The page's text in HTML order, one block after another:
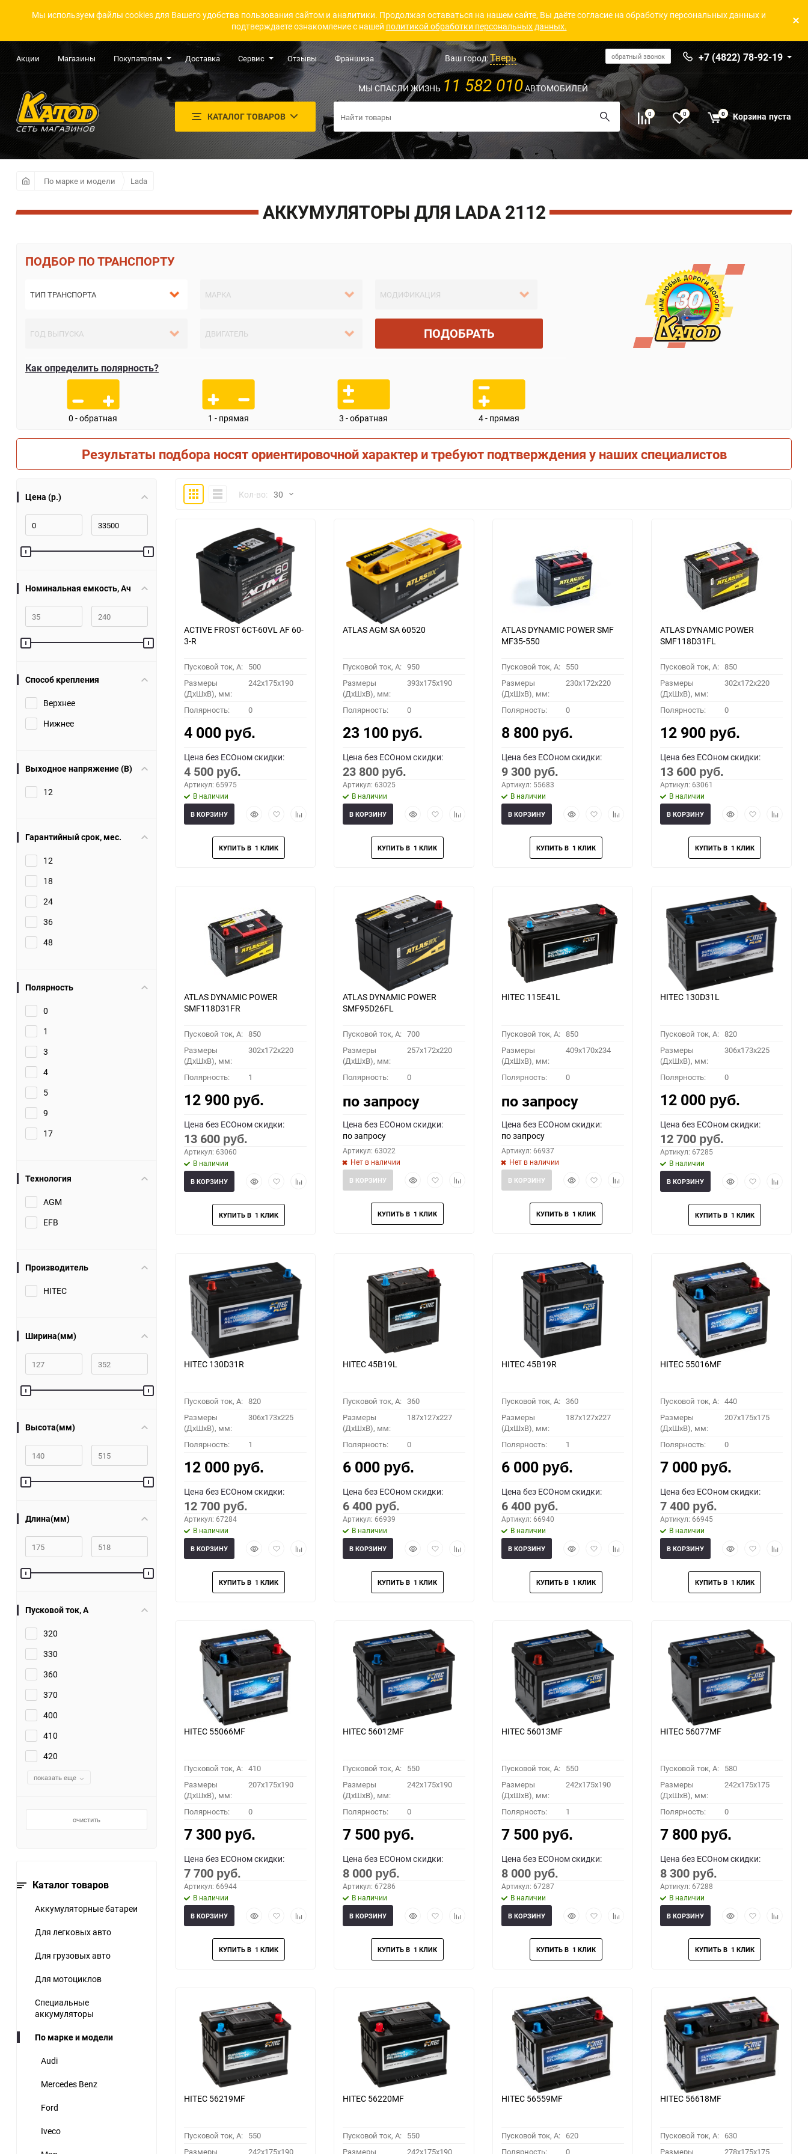
Мы используем файлы cookies для Вашего удобства пользования сайтом и аналитики. Продолжая оставаться на нашем сайте, Вы даёте согласие на обработку персональных данных и
подтверждаете ознакомление с нашей политикой обработки персональных данных.
Акции Магазины Покупателям Доставка Сервис Отзывы Франшиза Ваш город:Тверь обратный звонок +7 (4822) 78-92-19
КАТАЛОГ ТОВАРОВ
МЫ СПАСЛИ ЖИЗНЬ 11 582 010АВТОМОБИЛЕЙ
0 0 0 Корзина пуста
По марке и модели Lada
АККУМУЛЯТОРЫ ДЛЯ LADA 2112
ПО ТРАНСПОРТУ
ПОДОБРАТЬ
Как определить полярность?
0 - обратная 1 - прямая 3 - обратная 4 - прямая
Результаты подбора носят ориентировочной характер и требуют подтверждения у наших специалистов
Цена (р.)
Номинальная емкость, Ач
Способ крепления
Верхнее
Нижнее
Выходное напряжение (В)
12
Гарантийный срок, мес.
12
18
24
36
48
Полярность
0
1
3
4
5
9
17
Технология
AGM
EFB
Производитель
HITEC
Ширина(мм)
Высота(мм)
Длина(мм)
Пусковой ток, A
320
330
360
370
400
410
420
показать еще
очистить
Каталог товаров
Аккумуляторные батареи
Для легковых авто
Для грузовых авто
Для мотоциклов
Специальные
аккумуляторы
По марке и модели
Audi
Mercedes Benz
Ford
Iveco
ПлиткаКомпактноКол-во: 30
30
60
90
150
ACTIVE FROST 6СТ-60VL АF 60-
3-R
Пусковой ток, A: 500
Размеры
(ДхШхВ), мм:
242x175x190
Полярность: 0
4 000 руб.
Цена без ECOном скидки:
4 500 руб.
Артикул: 65975
В наличии
БыстрыйДобавить
избранное
Добавить
В КОРЗИНУ
ATLAS AGM SA 60520
Пусковой ток, A: 950
Размеры
(ДхШхВ), мм:
393x175x190
Полярность: 0
23 100 руб.
Цена без ECOном скидки:
23 800 руб.
Артикул: 63025
В наличии
БыстрыйДобавить
избранное
Добавить
В КОРЗИНУ
ATLAS DYNAMIC POWER SMF
MF35-550
Пусковой ток, A: 550
Размеры
(ДхШхВ), мм:
230x172x220
Полярность: 0
8 800 руб.
Цена без ECOном скидки:
9 300 руб.
Артикул: 55683
В наличии
БыстрыйДобавить
избранное
Добавить
В КОРЗИНУ
ATLAS DYNAMIC POWER
SMF118D31FL
Пусковой ток, A: 850
Размеры
(ДхШхВ), мм:
302x172x220
Полярность: 0
12 900 руб.
Цена без ECOном скидки:
13 600 руб.
Артикул: 63061
В наличии
БыстрыйДобавить
избранное
Добавить
В КОРЗИНУ
ATLAS DYNAMIC POWER
SMF118D31FR
Пусковой ток, A: 850
Размеры
(ДхШхВ), мм:
302x172x220
Полярность: 1
12 900 руб.
Цена без ECOном скидки:
13 600 руб.
Артикул: 63060
В наличии
БыстрыйДобавить
избранное
Добавить
В КОРЗИНУ
ATLAS DYNAMIC POWER
SMF95D26FL
Пусковой ток, A: 700
Размеры
(ДхШхВ), мм:
257x172x220
Полярность: 0
по запросу
Цена без ECOном скидки:
по запросу
Артикул: 63022
Нет в наличии
БыстрыйДобавить
избранное
Добавить
В КОРЗИНУ
HITEC 115E41L
Пусковой ток, A: 850
Размеры
(ДхШхВ), мм:
409x170x234
Полярность: 0
по запросу
Цена без ECOном скидки:
по запросу
Артикул: 66937
Нет в наличии
БыстрыйДобавить
избранное
Добавить
В КОРЗИНУ
HITEC 130D31L
Пусковой ток, A: 820
Размеры
(ДхШхВ), мм:
306x173x225
Полярность: 0
12 000 руб.
Цена без ECOном скидки:
12 700 руб.
Артикул: 67285
В наличии
БыстрыйДобавить
избранное
Добавить
В КОРЗИНУ
HITEC 130D31R
Пусковой ток, A: 820
Размеры
(ДхШхВ), мм:
306x173x225
Полярность: 1
12 000 руб.
Цена без ECOном скидки:
12 700 руб.
Артикул: 67284
В наличии
БыстрыйДобавить
избранное
Добавить
В КОРЗИНУ
HITEC 45B19L
Пусковой ток, A: 360
Размеры
(ДхШхВ), мм:
187x127x227
Полярность: 0
6 000 руб.
Цена без ECOном скидки:
6 400 руб.
Артикул: 66939
В наличии
БыстрыйДобавить
избранное
Добавить
В КОРЗИНУ
HITEC 45B19R
Пусковой ток, A: 360
Размеры
(ДхШхВ), мм:
187x127x227
Полярность: 1
6 000 руб.
Цена без ECOном скидки:
6 400 руб.
Артикул: 66940
В наличии
БыстрыйДобавить
избранное
Добавить
В КОРЗИНУ
HITEC 55016MF
Пусковой ток, A: 440
Размеры
(ДхШхВ), мм:
207x175x175
Полярность: 0
7 000 руб.
Цена без ECOном скидки:
7 400 руб.
Артикул: 66945
В наличии
БыстрыйДобавить
избранное
Добавить
В КОРЗИНУ
HITEC 55066MF
Пусковой ток, A: 410
Размеры
(ДхШхВ), мм:
207x175x190
Полярность: 0
7 300 руб.
Цена без ECOном скидки:
7 700 руб.
Артикул: 66944
В наличии
БыстрыйДобавить
избранное
Добавить
В КОРЗИНУ
HITEC 56012MF
Пусковой ток, A: 550
Размеры
(ДхШхВ), мм:
242x175x190
Полярность: 0
7 500 руб.
Цена без ECOном скидки:
8 000 руб.
Артикул: 67286
В наличии
БыстрыйДобавить
избранное
Добавить
В КОРЗИНУ
HITEC 56013MF
Пусковой ток, A: 550
Размеры
(ДхШхВ), мм:
242x175x190
Полярность: 1
7 500 руб.
Цена без ECOном скидки:
8 000 руб.
Артикул: 67287
В наличии
БыстрыйДобавить
избранное
Добавить
В КОРЗИНУ
HITEC 56077MF
Пусковой ток, A: 580
Размеры
(ДхШхВ), мм:
242x175x175
Полярность: 0
7 800 руб.
Цена без ECOном скидки:
8 300 руб.
Артикул: 67288
В наличии
БыстрыйДобавить
избранное
Добавить
В КОРЗИНУ
HITEC 56219MF
Пусковой ток, A: 550
HITEC 56220MF
Пусковой ток, A: 550
HITEC 56559MF
Пусковой ток, A: 620
HITEC 56618MF
Пусковой ток, A: 630